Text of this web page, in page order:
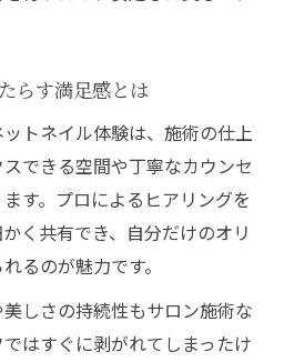
らす満足感とは
トネイル体験は、施術の仕上
できる空間や丁寧なカウンセ
す。プロによるヒアリングを
く共有でき、自分だけのオリ
るのが魅力です。
しさの持続性もサロン施術な
はすぐに剥がれてしまったけ